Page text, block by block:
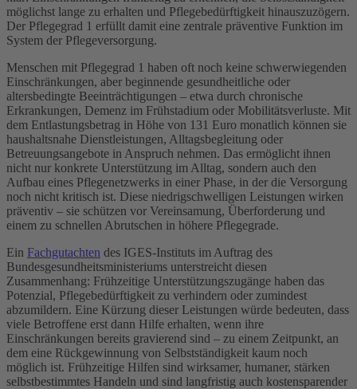
möglichst lange zu erhalten und Pflegebedürftigkeit hinauszuzögern.
Der Pflegegrad 1 erfüllt damit eine zentrale präventive Funktion im
System der Pflegeversorgung.
Menschen mit Pflegegrad 1 haben oft noch keine schwerwiegenden
Einschränkungen, aber beginnende gesundheitliche oder
altersbedingte Beeinträchtigungen – etwa durch chronische
Erkrankungen, Demenz im Frühstadium oder Mobilitätsverluste. Mit
dem Entlastungsbetrag in Höhe von 131 Euro monatlich können sie
haushaltsnahe Dienstleistungen, Alltagsbegleitung oder
Betreuungsangebote in Anspruch nehmen. Das ermöglicht ihnen
nicht nur konkrete Unterstützung im Alltag, sondern auch den
Aufbau eines Pflegenetzwerks in einer Phase, in der die Versorgung
noch nicht kritisch ist. Diese niedrigschwelligen Leistungen wirken
präventiv – sie schützen vor Vereinsamung, Überforderung und
einem zu schnellen Abrutschen in höhere Pflegegrade.
Ein Fachgutachten des IGES-Instituts im Auftrag des
Bundesgesundheitsministeriums unterstreicht diesen
Zusammenhang: Frühzeitige Unterstützungszugänge haben das
Potenzial, Pflegebedürftigkeit zu verhindern oder zumindest
abzumildern. Eine Kürzung dieser Leistungen würde bedeuten, dass
viele Betroffene erst dann Hilfe erhalten, wenn ihre
Einschränkungen bereits gravierend sind – zu einem Zeitpunkt, an
dem eine Rückgewinnung von Selbstständigkeit kaum noch
möglich ist. Frühzeitige Hilfen sind wirksamer, humaner, stärken
selbstbestimmtes Handeln und sind langfristig auch kostensparender